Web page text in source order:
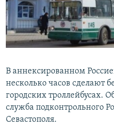
ПОБЕДИТЕЛЕЙ НЕ СУДЯТ?
КРЫМ.НЕПОКОРЕННЫЙ
ELIFBE
ПРИСОЕДИНЯЙТЕСЬ!
Все сайты RFE/RL
В аннексированном
несколько часов сделают
городских троллейбусах.
служба подконтрольного
Севастополя.